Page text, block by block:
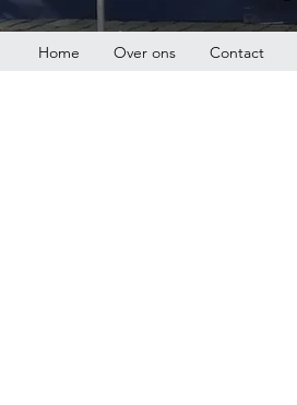
Home Over ons Contact